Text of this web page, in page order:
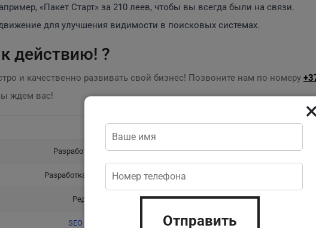
«Пакет Старт» за 210 леев, чтобы вы всегда были на связи.
для улучшения видимости в поисковых системах.
действию! ?
и качественно развивать свой бизнес! Позвоните нам по номеру
ждем вас!
Услуга
Разработка сайта визитки
Разработка интернет-магазина
Редизайн сайта
SEO Отправить